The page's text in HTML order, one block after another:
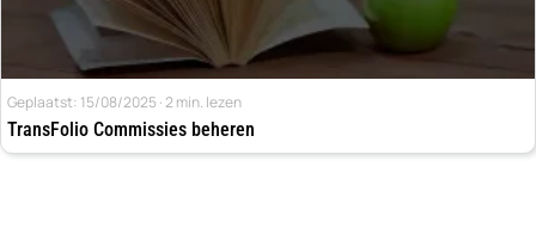
Geplaatst: 15/08/2025 · 2 min. lezen
TransFolio Commissies beheren